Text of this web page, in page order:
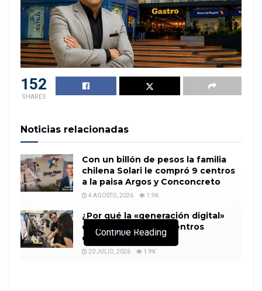
152
SHARES
Noticias relacionadas
Con un billón de pesos la familia
chilena Solari le compró 9 centros
a la paisa Argos y Conconcreto
4 AGOSTO, 2026 1.9K
¿Por qué la «generación digital»
está salvando a los centros
comerciales?
20 JULIO, 2026 1.9K
Continue Reading